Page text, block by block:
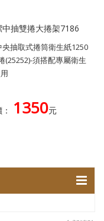
中抽雙捲大捲架7186
央抽取式捲筒衛生紙1250
(25252)-須搭配專屬衛生
1350元